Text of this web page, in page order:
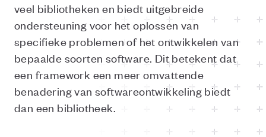
veel bibliotheken en biedt uitgebreide
ondersteuning voor het oplossen van
specifieke problemen of het ontwikkelen van
bepaalde soorten software. Dit betekent dat
een framework een meer omvattende
benadering van softwareontwikkeling biedt
dan een bibliotheek.